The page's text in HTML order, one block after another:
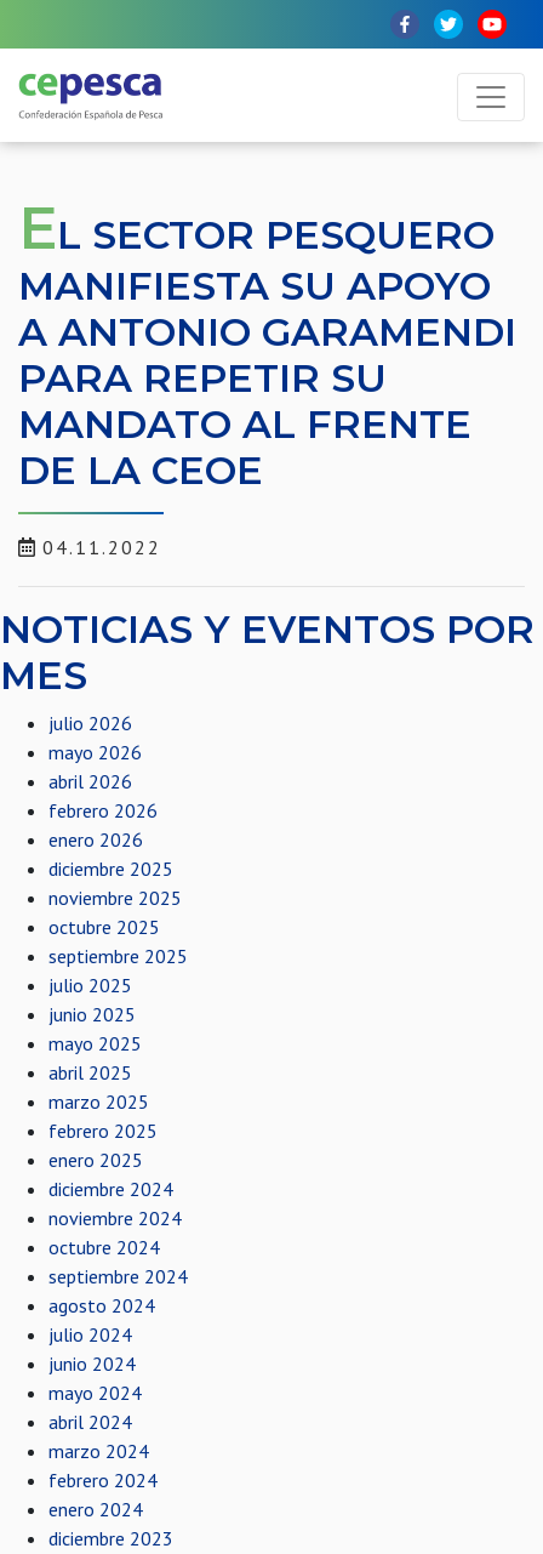
EL SECTOR PESQUERO
MANIFIESTA SU APOYO
A ANTONIO GARAMENDI
PARA REPETIR SU
MANDATO AL FRENTE
DE LA CEOE
04.11.2022
NOTICIAS Y EVENTOS POR
MES
julio 2026
mayo 2026
abril 2026
febrero 2026
enero 2026
diciembre 2025
noviembre 2025
octubre 2025
septiembre 2025
julio 2025
junio 2025
mayo 2025
abril 2025
marzo 2025
febrero 2025
enero 2025
diciembre 2024
noviembre 2024
octubre 2024
septiembre 2024
agosto 2024
julio 2024
junio 2024
mayo 2024
abril 2024
marzo 2024
febrero 2024
enero 2024
diciembre 2023